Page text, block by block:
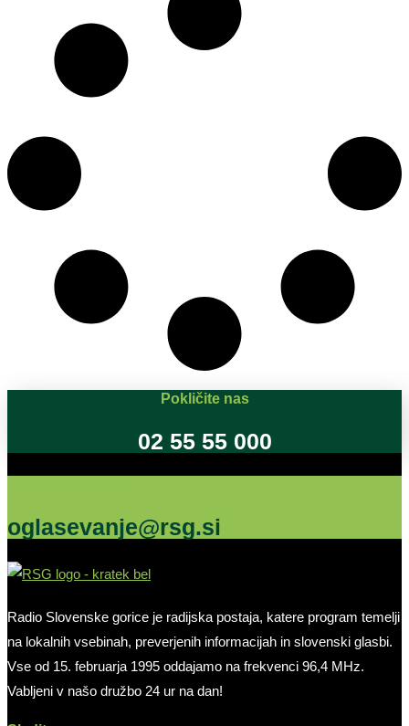
Pokličite nas
02 55 55 000
oglasevanje@rsg.si
Radio Slovenske gorice je radijska postaja, katere program temelji
na lokalnih vsebinah, preverjenih informacijah in slovenski glasbi.
Vse od 15. februarja 1995 oddajamo na frekvenci 96,4 MHz.
Vabljeni v našo družbo 24 ur na dan!